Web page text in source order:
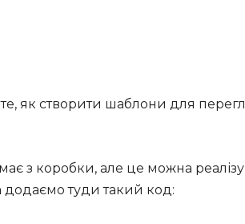
те, як створити шаблони для
з коробки, але це можна
туди такий код: